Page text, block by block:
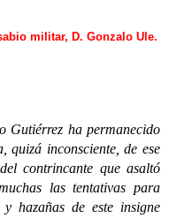
militar, D. Gonzalo Ule.
ha permanecido
quizá inconsciente, de ese
contrincante que asaltó
las tentativas para
hazañas de este insigne